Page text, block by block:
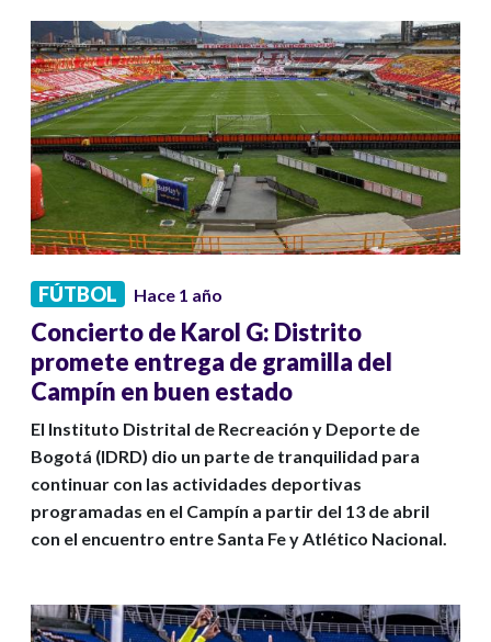
FÚTBOL Hace 1 año
Concierto de Karol G: Distrito
promete entrega de gramilla del
Campín en buen estado
El Instituto Distrital de Recreación y Deporte de
Bogotá (IDRD) dio un parte de tranquilidad para
continuar con las actividades deportivas
programadas en el Campín a partir del 13 de abril
con el encuentro entre Santa Fe y Atlético Nacional.